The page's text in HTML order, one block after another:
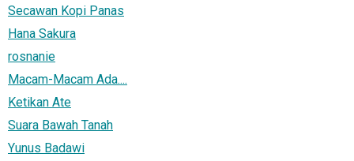
Secawan Kopi Panas
Hana Sakura
rosnanie
Macam-Macam Ada....
Ketikan Ate
Suara Bawah Tanah
Yunus Badawi